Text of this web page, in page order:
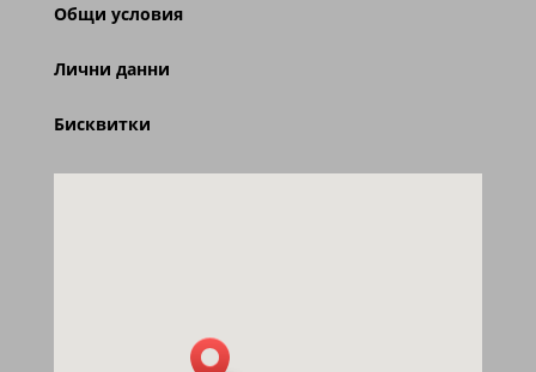
Общи условия
Лични данни
Бисквитки